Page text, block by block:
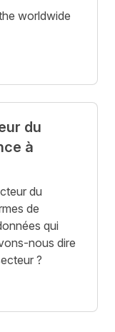
worldwide
du
à
du
de
qui
nous dire
?